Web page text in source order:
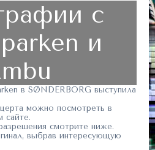
с
и
в SØNDERBORG выступила
можно посмотреть в
сайте.
смотрите ниже.
выбрав интересующую